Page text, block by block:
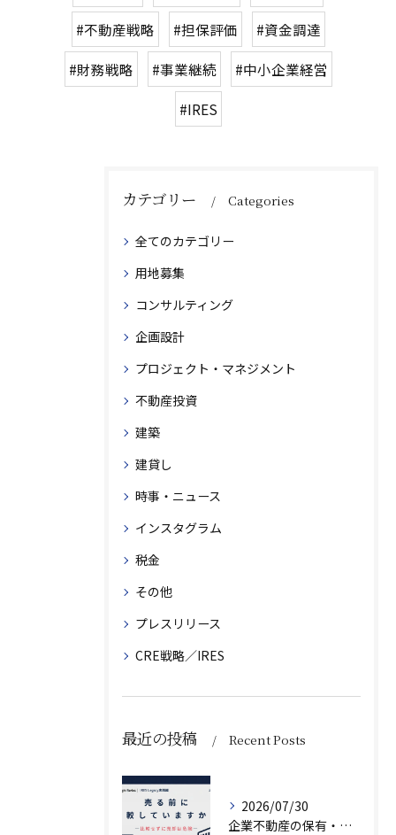
#不動産戦略 #担保評価 #資金調達
#財務戦略 #事業継続 #中小企業経営
#IRES
カテゴリー Categories
全てのカテゴリー
用地募集
コンサルティング
企画設計
プロジェクト・マネジメント
不動産投資
建築
建貸し
時事・ニュース
インスタグラム
税金
その他
プレスリリース
CRE戦略／IRES
最近の投稿 Recent Posts
2026/07/30
企業不動産の保有・活用・売却・組み換えをどう比較するか｜CRE戦略の8つの評価軸